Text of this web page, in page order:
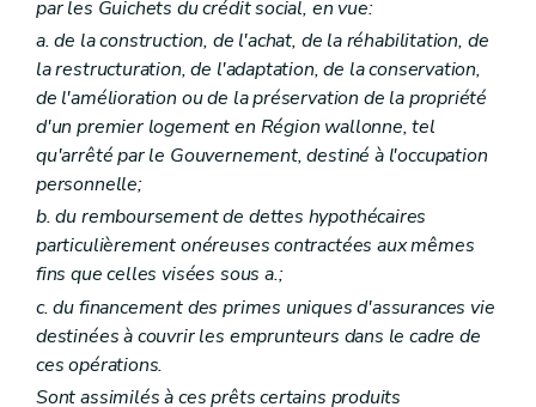
par les Guichets du crédit social, en vue:
a. de la construction, de l'achat, de la réhabilitation, de
la restructuration, de l'adaptation, de la conservation,
de l'amélioration ou de la préservation de la propriété
d'un premier logement en Région wallonne, tel
qu'arrêté par le Gouvernement, destiné à l'occupation
personnelle;
b. du remboursement de dettes hypothécaires
particulièrement onéreuses contractées aux mêmes
fins que celles visées sous a.;
c. du financement des primes uniques d'assurances vie
destinées à couvrir les emprunteurs dans le cadre de
ces opérations.
Sont assimilés à ces prêts certains produits